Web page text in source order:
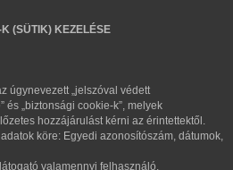
(SÜTIK) KEZELÉSE
úgynevezett „jelszóval védett
és „biztonsági cookie-k”, melyek
hozzájárulást kérni az érintettektől.
köre: Egyedi azonosítószám, dátumok,
valamennyi felhasználó.